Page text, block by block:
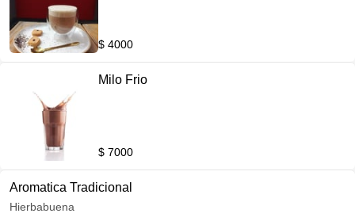
$ 4000
Milo Frio
$ 7000
Aromatica Tradicional
Hierbabuena